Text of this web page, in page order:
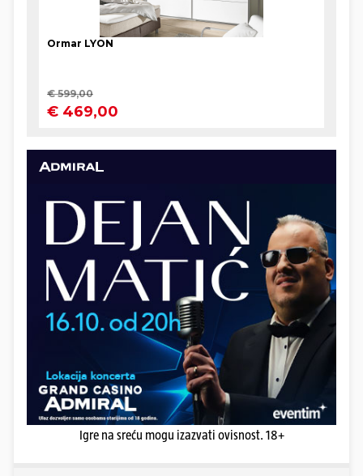
Igre na sreću mogu izazvati ovisnost. 18+